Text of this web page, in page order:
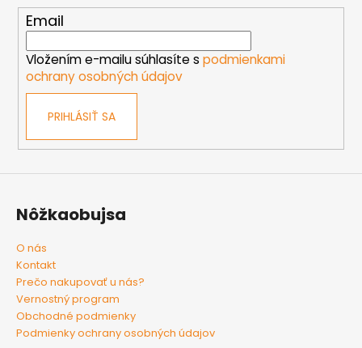
Email
Vložením e-mailu súhlasíte s podmienkami
ochrany osobných údajov
PRIHLÁSIŤ SA
Nôžkaobujsa
O nás
Kontakt
Prečo nakupovať u nás?
Vernostný program
Obchodné podmienky
Podmienky ochrany osobných údajov